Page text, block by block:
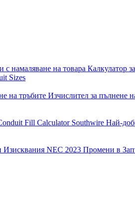
с намаляване на товара Калкулатор
Sizes
на тръбите Изчислител за пълнене
Fill Calculator Southwire Най-
NEC 2023 Промени в